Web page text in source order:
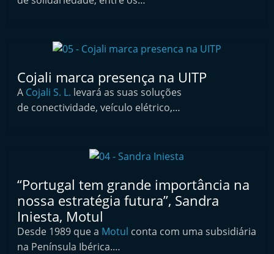
e
e
d
o
A
e
m
a
r
k
Cojali marca presença na UITP
A Cojali S. L. levará as suas soluções
de conectividade, veículo elétrico,…
“Portugal tem grande importância na
nossa estratégia futura”, Sandra
Iniesta, Motul
Desde 1989 que a Motul conta com uma subsidiária
na Península Ibérica.…